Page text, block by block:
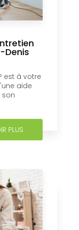
Denis
est à votre
aide
son
PLUS